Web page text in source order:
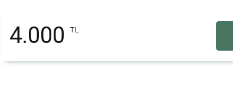
4.000 TL